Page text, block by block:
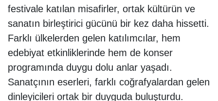
festivale katılan misafirler, ortak kültürün ve
sanatın birleştirici gücünü bir kez daha hissetti.
Farklı ülkelerden gelen katılımcılar, hem
edebiyat etkinliklerinde hem de konser
programında duygu dolu anlar yaşadı.
Sanatçının eserleri, farklı coğrafyalardan gelen
dinleyicileri ortak bir duyguda buluşturdu.